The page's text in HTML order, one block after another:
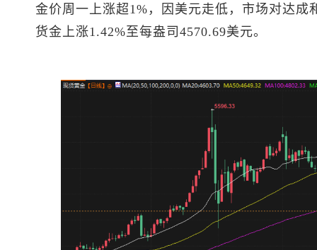
金价周一上涨超1%，因美元走低，市场对达
货金上涨1.42%至每盎司4570.69美元。